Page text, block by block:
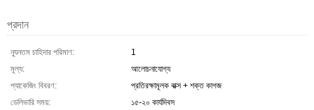
প্রদান
ন্যূনতম চাহিদার পরিমাণ:
1
মূল্য:
আলোচনাযোগ্য
প্যাকেজিং বিবরণ:
প্রতিরক্ষামূলক বাক্স + শক্ত কাগজ
ডেলিভারি সময়:
১৫-২০ কার্যদিবস